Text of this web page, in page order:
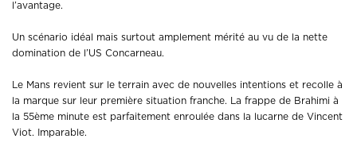
l’avantage.
Un scénario idéal mais surtout amplement mérité au vu de la nette
domination de l’US Concarneau.
Le Mans revient sur le terrain avec de nouvelles intentions et recolle à
la marque sur leur première situation franche. La frappe de Brahimi à
la 55ème minute est parfaitement enroulée dans la lucarne de Vincent
Viot. Imparable.